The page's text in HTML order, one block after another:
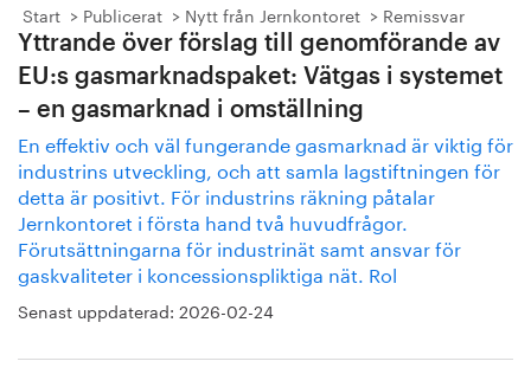
Start Publicerat Nytt från Jernkontoret Remissvar
Yttrande över förslag till genomförande av
EU:s gasmarknadspaket: Vätgas i systemet
– en gasmarknad i omställning
En effektiv och väl fungerande gasmarknad är viktig för
industrins utveckling, och att samla lagstiftningen för
detta är positivt. För industrins räkning påtalar
Jernkontoret i första hand två huvudfrågor.
Förutsättningarna för industrinät samt ansvar för
gaskvaliteter i koncessionspliktiga nät. Rol
Senast uppdaterad: 2026-02-24